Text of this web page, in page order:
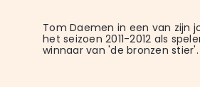
Tom Daemen in een van zijn
het seizoen 2011-2012 als
winnaar van 'de bronzen stier'.